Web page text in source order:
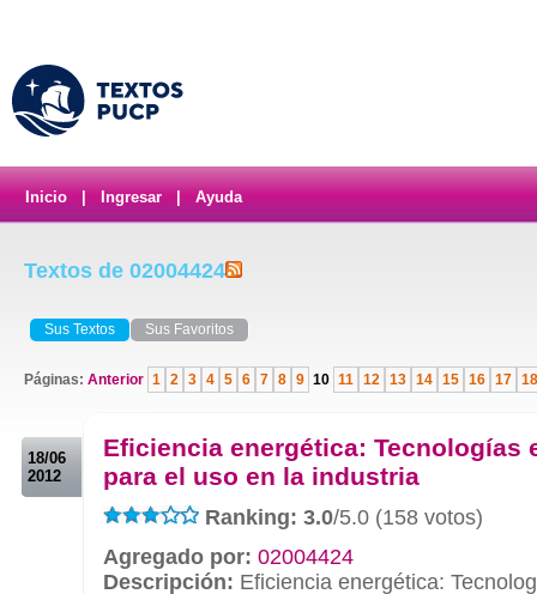
Inicio Ingresar Ayuda
Textos de 02004424
Sus Textos Sus Favoritos
Páginas: Anterior 1 2 3 4 5 6 7 8 9 10 11 12 13 14 15 16 17 18
18/06
2012
Eficiencia energética: Tecnologías
para el uso en la industria
Ranking: 3.0/5.0 (158 votos)
Agregado por: 02004424
Descripción: Eficiencia energética: